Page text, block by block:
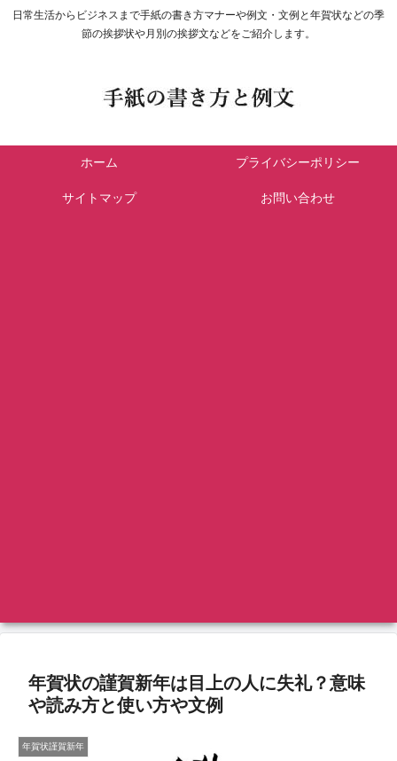
日常生活からビジネスまで手紙の書き方マナーや例文・文例と年賀状などの季
節の挨拶状や月別の挨拶文などをご紹介します。
ホーム プライバシーポリシー
サイトマップ お問い合わせ
年賀状の謹賀新年は目上の人に失礼？意味
や読み方と使い方や文例
年賀状謹賀新年